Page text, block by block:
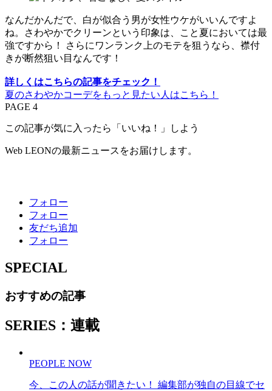
なんだかんだで、白が似合う男が女性ウケがいいんですよ
ね。さわやかでクリーンという印象は、こと夏においては最
強ですから！ さらにワンランク上のモテを狙うなら、襟付
きが断然狙い目なんです！
詳しくはこちらの記事をチェック！
夏のさわやかコーデをもっと見たい人はこちら！
PAGE 4
この記事が気に入ったら「いいね！」しよう
Web LEONの最新ニュースをお届けします。
フォロー
フォロー
友だち追加
フォロー
SPECIAL
おすすめの記事
SERIES：連載
PEOPLE NOW
今、この人の話が聞きたい！ 編集部が独自の目線でセ